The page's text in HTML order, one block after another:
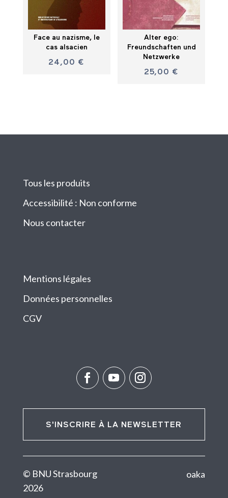
Face au nazisme, le
cas alsacien
24,00 €
Alter ego:
Freundschaften und
Netzwerke
25,00 €
Tous les produits
Accessibilité : Non conforme
Nous contacter
Mentions légales
Données personnelles
CGV
S'INSCRIRE À LA NEWSLETTER
© BNU Strasbourg
2026
oaka